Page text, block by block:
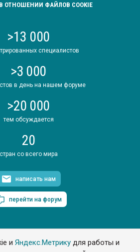
иЯндекс.Метрику для работы и
ОТНОШЕНИИ ФАЙЛОВ COOKIE
>13 000
специалистов
>3 000
в день на нашем форуме
>20 000
тем обсуждается
20
стран со всего мира
написать нам
перейти на форум
© 2006. Все права защищены